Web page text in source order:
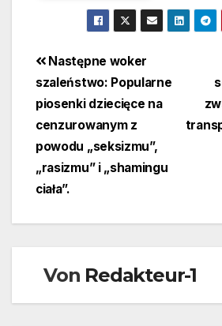
Następne woker
szaleństwo: Popularne
piosenki dziecięce na
cenzurowanym z
powodu „seksizmu”,
„rasizmu” i „shamingu
ciała”.
Von Redakteur-1